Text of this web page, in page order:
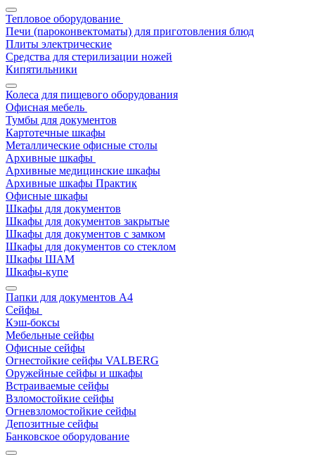
Тепловое оборудование
Печи (пароконвектоматы) для приготовления блюд
Плиты электрические
Средства для стерилизации ножей
Кипятильники
Колеса для пищевого оборудования
Офисная мебель
Тумбы для документов
Картотечные шкафы
Металлические офисные столы
Архивные шкафы
Архивные медицинские шкафы
Архивные шкафы Практик
Офисные шкафы
Шкафы для документов
Шкафы для документов закрытые
Шкафы для документов с замком
Шкафы для документов со стеклом
Шкафы ШАМ
Шкафы-купе
Папки для документов A4
Сейфы
Кэш-боксы
Мебельные сейфы
Офисные сейфы
Огнестойкие сейфы VALBERG
Оружейные сейфы и шкафы
Встраиваемые сейфы
Взломостойкие сейфы
Огневзломостойкие сейфы
Депозитные сейфы
Банковское оборудование